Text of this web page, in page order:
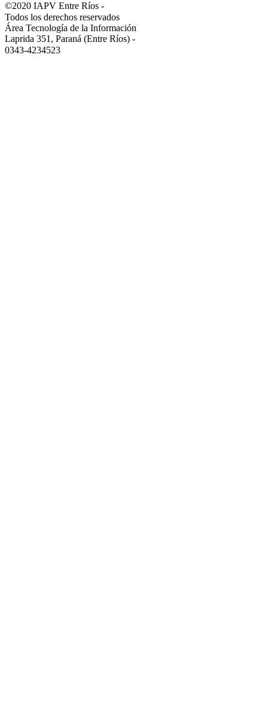
©2020 IAPV Entre Ríos -
Todos los derechos reservados
Área Tecnología de la Información
Laprida 351, Paraná (Entre Ríos) -
0343-4234523